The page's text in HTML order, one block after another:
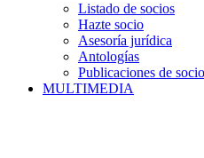
Listado de socios
Hazte socio
Asesoría jurídica
Antologías
Publicaciones de
MULTIMEDIA